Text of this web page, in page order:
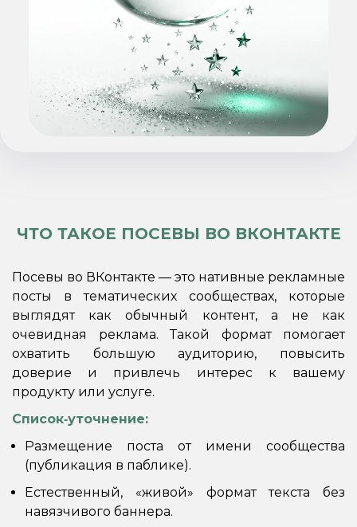
ЧТО ТАКОЕ ПОСЕВЫ ВО ВКОНТАКТЕ
Посевы во ВКонтакте — это нативные рекламные
посты в тематических сообществах, которые
выглядят как обычный контент, а не как
очевидная реклама. Такой формат помогает
охватить большую аудиторию, повысить
доверие и привлечь интерес к вашему
продукту или услуге.
Список‑уточнение:
Размещение поста от имени сообщества
(публикация в паблике).
Естественный, «живой» формат текста без
навязчивого баннера.